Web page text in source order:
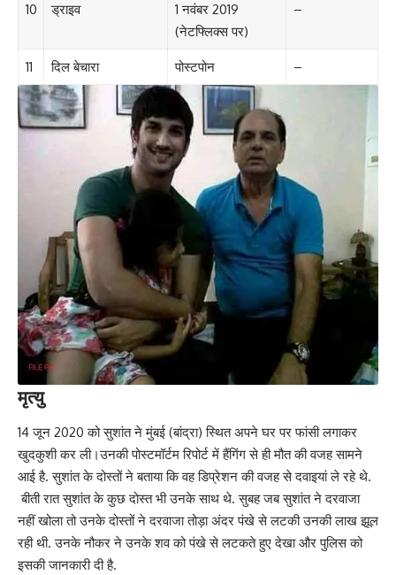
10 ड्राइव
1 नवंबर 2019
(नेटफ्लिक्स पर)
–
11 दिल बेचारा पोस्टपोन –
मृत्यु
14 जून 2020 को सुशांत ने मुंबई (बांद्रा) स्थित अपने घर पर फांसी लगाकर
खुदकुशी कर ली।उनकी पोस्टमॉर्टम रिपोर्ट में हैंगिंग से ही मौत की वजह सामने
आई है. सुशांत के दोस्तों ने बताया कि वह डिप्रेशन की वजह से दवाइयां ले रहे थे.
बीती रात सुशांत के कुछ दोस्त भी उनके साथ थे. सुबह जब सुशांत ने दरवाजा
नहीं खोला तो उनके दोस्‍तों ने दरवाजा तोड़ा अंदर पंखे से लटकी उनकी लाख झूल
रही थी. उनके नौकर ने उनके शव को पंखे से लटकते हुए देखा और पुलिस को
इसकी जानकारी दी है.